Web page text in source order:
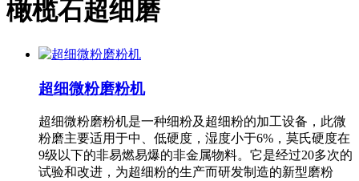
橄榄石超细磨
超细微粉磨粉机
超细微粉磨粉机是一种细粉及超细粉的加工设备，此微
粉磨主要适用于中、低硬度，湿度小于6%，莫氏硬度在
9级以下的非易燃易爆的非金属物料。它是经过20多次的
试验和改进，为超细粉的生产而研发制造的新型磨粉